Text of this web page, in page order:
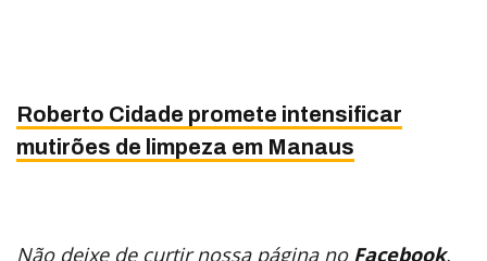
Roberto Cidade promete intensificar
mutirões de limpeza em Manaus
Não deixe de curtir nossa página no Facebook,